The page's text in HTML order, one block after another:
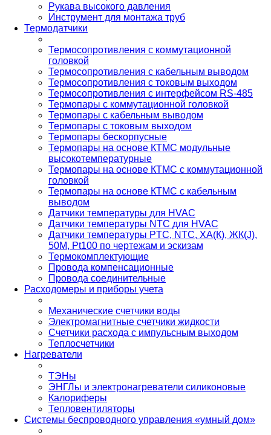
Рукава высокого давления
Инструмент для монтажа труб
Термодатчики
Термосопротивления с коммутационной
головкой
Термосопротивления с кабельным выводом
Термосопротивления с токовым выходом
Термосопротивления с интерфейсом RS-485
Термопары с коммутационной головкой
Термопары с кабельным выводом
Термопары с токовым выходом
Термопары бескорпусные
Термопары на основе КТМС модульные
высокотемпературные
Термопары на основе КТМС с коммутационной
головкой
Термопары на основе КТМС с кабельным
выводом
Датчики температуры для HVAC
Датчики температуры NTC для HVAC
Датчики температуры PTС, NTC, ХА(К), ЖК(J),
50М, Pt100 по чертежам и эскизам
Термокомплектующие
Провода компенсационные
Провода соединительные
Расходомеры и приборы учета
Механические счетчики воды
Электромагнитные счетчики жидкости
Счетчики расхода с импульсным выходом
Теплосчетчики
Нагреватели
ТЭНы
ЭНГЛы и электронагреватели силиконовые
Калориферы
Тепловентиляторы
Системы беспроводного управления «умный дом»